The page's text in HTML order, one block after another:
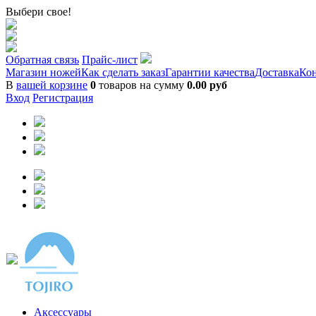
Выбери свое!
Обратная связь Прайс-лист
Магазин ножейКак сделать заказГарантии качестваДоставка
В вашей корзине 0 товаров на сумму 0.00 руб
Вход Регистрация
Аксессуары